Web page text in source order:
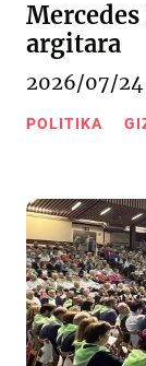
argitara
2026/07/24
POLITIKA